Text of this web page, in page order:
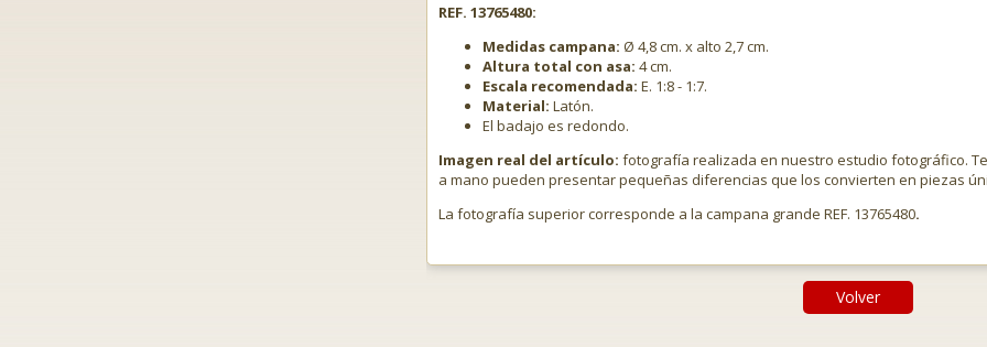
REF. 13765480:
Medidas campana: Ø 4,8 cm. x alto 2,7 cm.
Altura total con asa: 4 cm.
Escala recomendada: E. 1:8 - 1:7.
Material: Latón.
El badajo es redondo.
Imagen real del artículo: fotografía realizada en nuestro estudio fotográfico.
a mano pueden presentar pequeñas diferencias que los convierten en piezas
La fotografía superior corresponde a la campana grande REF. 13765480.
Volver